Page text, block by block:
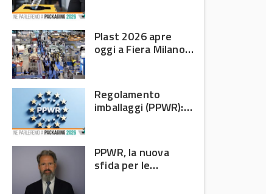
e PPWR
Plast 2026 apre
oggi a Fiera Milano
plastiche
Regolamento
imballaggi (PPWR):
PPWR, la nuova
sfida per le